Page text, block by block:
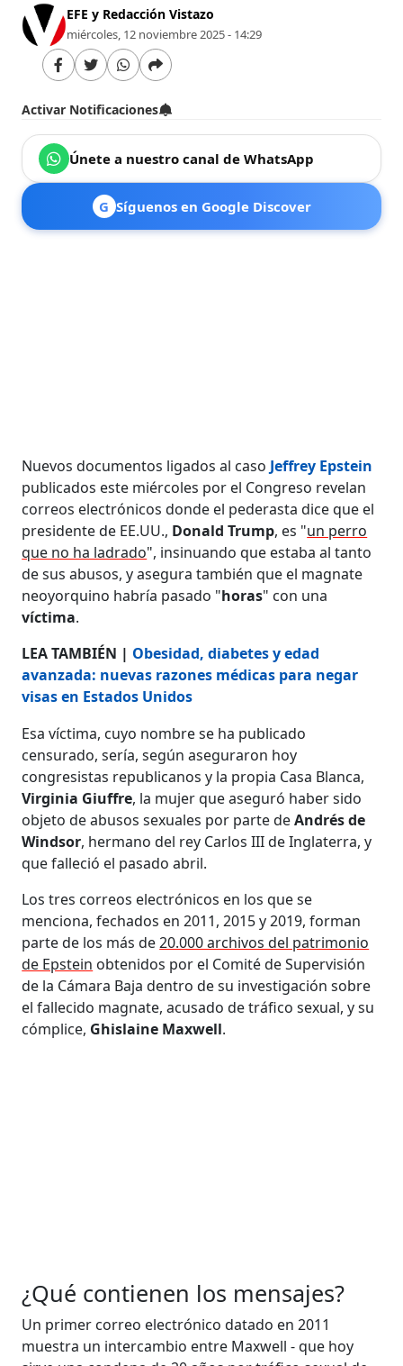
EFE y Redacción Vistazo
miércoles, 12 noviembre 2025 - 14:29
Activar Notificaciones
Únete a nuestro canal de WhatsApp
G Síguenos en Google Discover
Nuevos documentos ligados al caso Jeffrey Epstein
publicados este miércoles por el Congreso revelan
correos electrónicos donde el pederasta dice que el
presidente de EE.UU., Donald Trump, es "un perro
que no ha ladrado", insinuando que estaba al tanto
de sus abusos, y asegura también que el magnate
neoyorquino habría pasado "horas" con una
víctima.
LEA TAMBIÉN | Obesidad, diabetes y edad
avanzada: nuevas razones médicas para negar
visas en Estados Unidos
Esa víctima, cuyo nombre se ha publicado
censurado, sería, según aseguraron hoy
congresistas republicanos y la propia Casa Blanca,
Virginia Giuffre, la mujer que aseguró haber sido
objeto de abusos sexuales por parte deAndrés de
Windsor, hermano del rey Carlos III de Inglaterra, y
que falleció el pasado abril.
Los tres correos electrónicos en los que se
menciona, fechados en 2011, 2015 y 2019, forman
parte de los más de20.000 archivos del patrimonio
de Epstein obtenidos por el Comité de Supervisión
de la Cámara Baja dentro de su investigación sobre
el fallecido magnate, acusado de tráfico sexual, y su
cómplice, Ghislaine Maxwell.
¿Qué contienen los mensajes?
Un primer correo electrónico datado en 2011
muestra un intercambio entre Maxwell - que hoy